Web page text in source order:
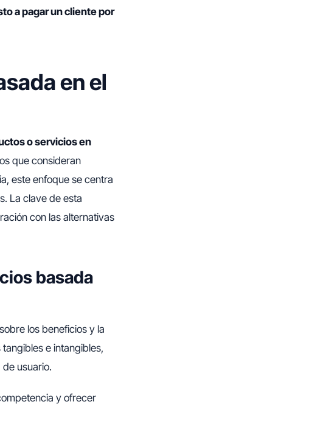
a pagar un cliente por
en el
o servicios en
que consideran
este enfoque se centra
La clave de esta
con las alternativas
basada
los beneficios y la
e intangibles,
usuario.
y ofrecer